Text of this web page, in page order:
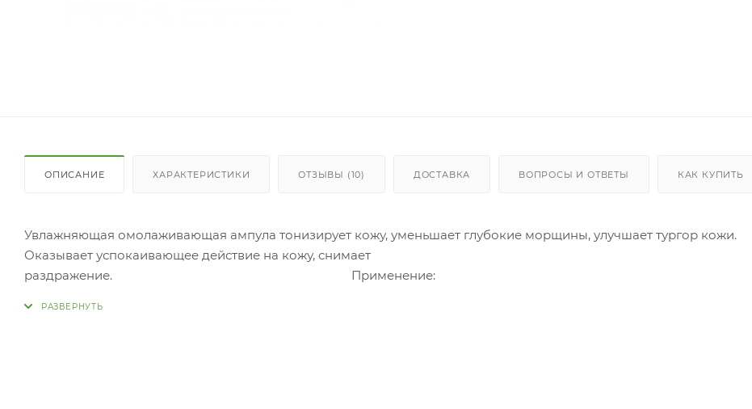
ОПИСАНИЕ ХАРАКТЕРИСТИКИ ОТЗЫВЫ (10) ДОСТАВКА ВОПРОСЫ И ОТВЕТЫ КАК КУПИТЬ
Увлажняющая омолаживающая ампула тонизирует кожу, уменьшает глубокие морщины, улучшает тургор кожи.
Оказывает успокаивающее действие на кожу, снимает
раздражение. Применение: